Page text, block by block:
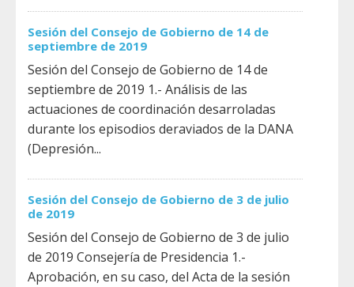
Sesión del Consejo de Gobierno de 14 de
septiembre de 2019
Sesión del Consejo de Gobierno de 14 de
septiembre de 2019 1.- Análisis de las
actuaciones de coordinación desarroladas
durante los episodios deraviados de la DANA
(Depresión...
Sesión del Consejo de Gobierno de 3 de julio
de 2019
Sesión del Consejo de Gobierno de 3 de julio
de 2019 Consejería de Presidencia 1.-
Aprobación, en su caso, del Acta de la sesión